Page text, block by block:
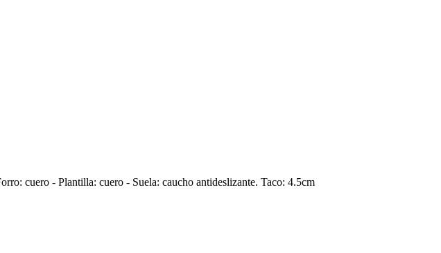
cuero - Plantilla: cuero - Suela: caucho antideslizante. Taco: 4.5cm